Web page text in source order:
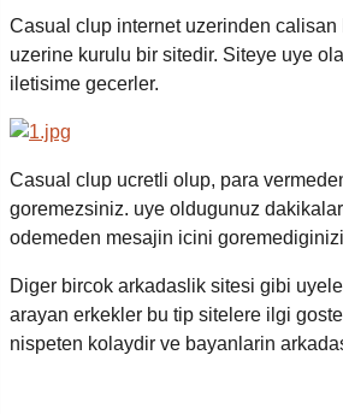
Casual clup internet uzerinden
uzerine kurulu bir sitedir. Siteye uye
iletisime gecerler.
Casual clup ucretli olup, para
goremezsiniz. uye oldugunuz
odemeden mesajin icini
Diger bircok arkadaslik sitesi gibi
arayan erkekler bu tip sitelere ilgi
nispeten kolaydir ve bayanlarin